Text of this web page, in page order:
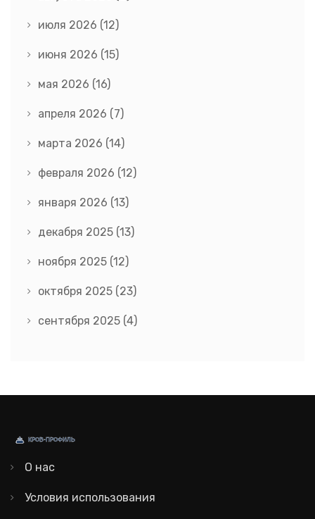
июля 2026 (12)
июня 2026 (15)
мая 2026 (16)
апреля 2026 (7)
марта 2026 (14)
февраля 2026 (12)
января 2026 (13)
декабря 2025 (13)
ноября 2025 (12)
октября 2025 (23)
сентября 2025 (4)
О нас
Условия использования